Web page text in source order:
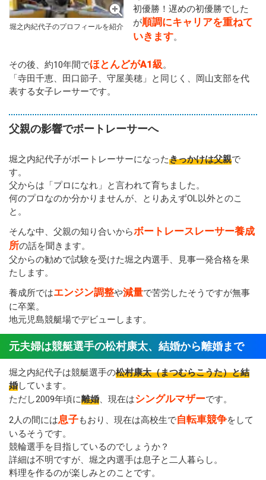
堀之内紀代子のプロフィールを紹介
初優勝！遅めの初優勝でした
が順調にキャリアを重ねて
いきます。
その後、約10年間でほとんどがA1級。
「寺田千恵、田口節子、守屋美穂」と同じく、岡山支部を代
表する女子レーサーです。
父親の影響でボートレーサーへ
堀之内紀代子がボートレーサーになったきっかけは父親で
す。
父からは「プロになれ」と言われて育ちました。
何のプロなのか分かりませんが、とりあえずOL以外とのこ
と。
そんな中、父親の知り合いからボートレースレーサー養成
所の話を聞きます。
父からの勧めで試験を受けた堀之内選手、見事一発合格を果
たします。
養成所ではエンジン調整や減量で苦労したそうですが無事
に卒業。
地元児島競艇場でデビューします。
元夫婦は競艇選手の松村康太、結婚から離婚まで
堀之内紀代子は競艇選手の松村康太（まつむらこうた）と結
婚しています。
ただし2009年頃に離婚、現在はシングルマザーです。
2人の間には息子もおり、現在は高校生で自転車競争をして
いるそうです。
競輪選手を目指しているのでしょうか？
詳細は不明ですが、堀之内選手は息子と二人暮らし。
料理を作るのが楽しみとのことです。